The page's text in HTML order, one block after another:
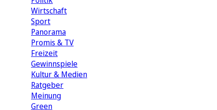
Wirtschaft
Sport
Panorama
Promis & TV
Freizeit
Gewinnspiele
Kultur & Medien
Ratgeber
Meinung
Green